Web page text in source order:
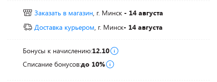
Заказать в магазин, г. Минск - 14 августа
Доставка курьером, г. Минск- 14 августа
Бонусы к начислению:12.10
Списание бонусов:до 10%